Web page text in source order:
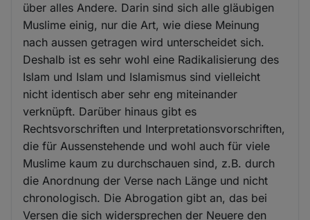
über alles Andere. Darin sind sich alle gläubigen
Muslime einig, nur die Art, wie diese Meinung
nach aussen getragen wird unterscheidet sich.
Deshalb ist es sehr wohl eine Radikalisierung des
Islam und Islam und Islamismus sind vielleicht
nicht identisch aber sehr eng miteinander
verknüpft. Darüber hinaus gibt es
Rechtsvorschriften und Interpretationsvorschriften,
die für Aussenstehende und wohl auch für viele
Muslime kaum zu durchschauen sind, z.B. durch
die Anordnung der Verse nach Länge und nicht
chronologisch. Die Abrogation gibt an, das bei
Versen die sich widersprechen der Neuere den